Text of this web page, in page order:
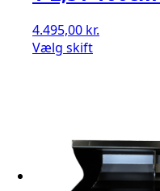
4.495,00 kr.
Vælg skift